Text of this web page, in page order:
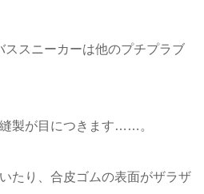
ススニーカーは他のプチプラブ
製が目につきます……。
たり、合皮ゴムの表面がザラザ